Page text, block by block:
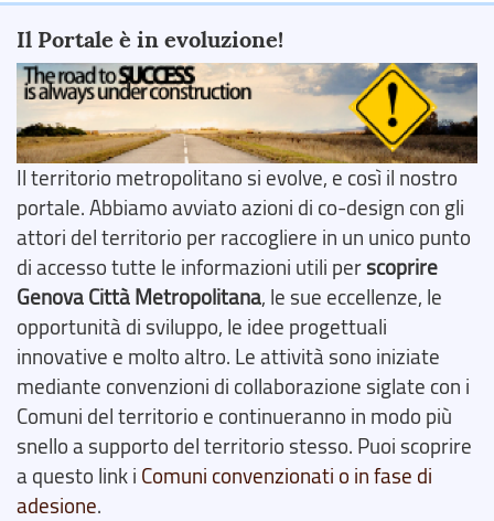
Il Portale è in evoluzione!
Il territorio metropolitano si evolve, e così il nostro
portale. Abbiamo avviato azioni di co-design con gli
attori del territorio per raccogliere in un unico punto
di accesso tutte le informazioni utili perscoprire
Genova Città Metropolitana, le sue eccellenze, le
opportunità di sviluppo, le idee progettuali
innovative e molto altro. Le attività sono iniziate
mediante convenzioni di collaborazione siglate con i
Comuni del territorio e continueranno in modo più
snello a supporto del territorio stesso. Puoi scoprire
a questo link i Comuni convenzionati o in fase di
adesione.